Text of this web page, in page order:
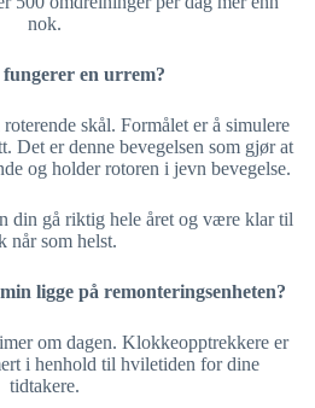
nok.
en urrem?
skål. Formålet er å simulere
Det er denne bevegelsen som gjør at
og holder rotoren i jevn bevegelse.
din gå riktig hele året og være klar til
når som helst.
ligge på remonteringsenheten?
om dagen. Klokkeopptrekkere er
i henhold til hviletiden for dine
tidtakere.